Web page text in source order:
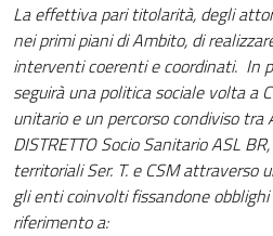
La effettiva pari titolarità, degli
nei primi piani di Ambito, di
interventi coerenti e coordinati. In
seguirà una politica sociale volta a
unitario e un percorso condiviso tra
DISTRETTO Socio Sanitario ASL
territoriali Ser. T. e CSM attraverso
gli enti coinvolti fissandone
riferimento a: